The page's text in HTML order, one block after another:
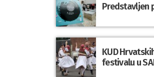
Predstavljen
KUD
festivalu u